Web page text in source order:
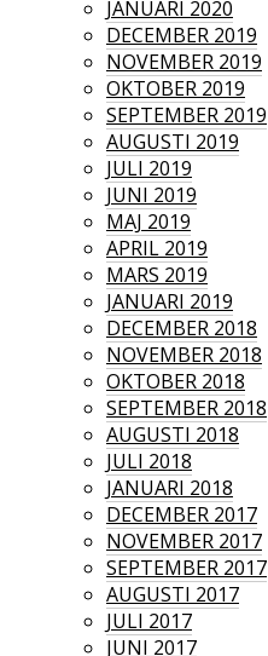
JANUARI 2020
DECEMBER 2019
NOVEMBER 2019
OKTOBER 2019
SEPTEMBER 2019
AUGUSTI 2019
JULI 2019
JUNI 2019
MAJ 2019
APRIL 2019
MARS 2019
JANUARI 2019
DECEMBER 2018
NOVEMBER 2018
OKTOBER 2018
SEPTEMBER 2018
AUGUSTI 2018
JULI 2018
JANUARI 2018
DECEMBER 2017
NOVEMBER 2017
SEPTEMBER 2017
AUGUSTI 2017
JULI 2017
JUNI 2017